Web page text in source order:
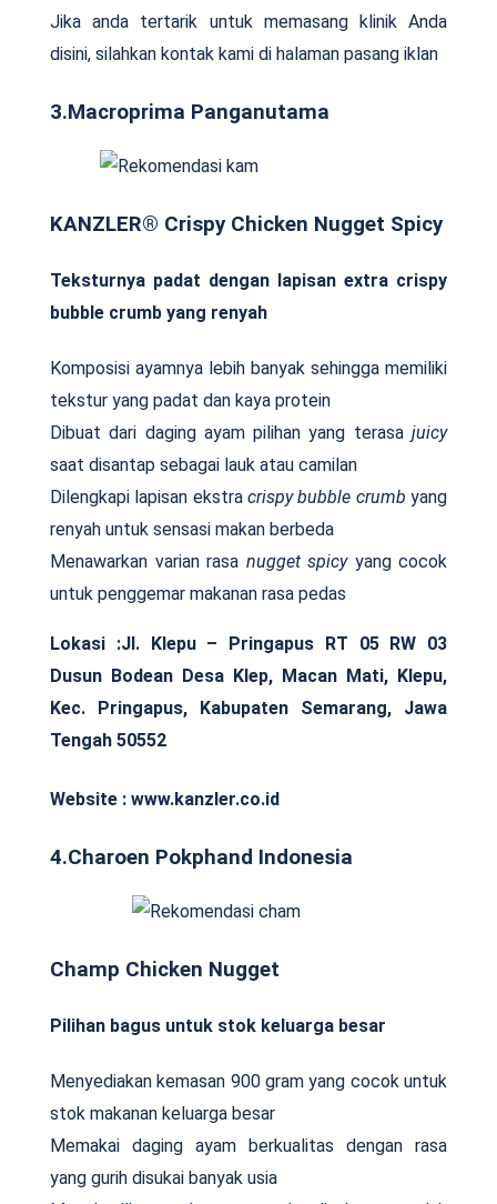
Jika anda tertarik untuk memasang klinik Anda
disini, silahkan kontak kami di halaman pasang iklan
3.Macroprima Panganutama
KANZLER® Crispy Chicken Nugget Spicy
Teksturnya padat dengan lapisan extra crispy
bubble crumb yang renyah
Komposisi ayamnya lebih banyak sehingga memiliki
tekstur yang padat dan kaya protein
Dibuat dari daging ayam pilihan yang terasa juicy
saat disantap sebagai lauk atau camilan
Dilengkapi lapisan ekstra crispy bubble crumb yang
renyah untuk sensasi makan berbeda
Menawarkan varian rasa nugget spicy yang cocok
untuk penggemar makanan rasa pedas
Lokasi :Jl. Klepu – Pringapus RT 05 RW 03
Dusun Bodean Desa Klep, Macan Mati, Klepu,
Kec. Pringapus, Kabupaten Semarang, Jawa
Tengah 50552
Website : www.kanzler.co.id
4.Charoen Pokphand Indonesia
Champ Chicken Nugget
Pilihan bagus untuk stok keluarga besar
Menyediakan kemasan 900 gram yang cocok untuk
stok makanan keluarga besar
Memakai daging ayam berkualitas dengan rasa
yang gurih disukai banyak usia